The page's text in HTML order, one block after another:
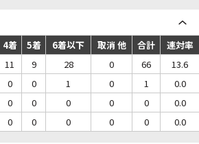
4着 5着 6着以下 取消 他 合計
連対率
11 9 28 0 66
13.6
0 0 1 0 1
0.0
0 0 0 0 0
0.0
0 0 0 0 0 0.0